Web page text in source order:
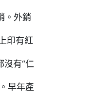
。外銷
印有紅
沒有“仁
早年產